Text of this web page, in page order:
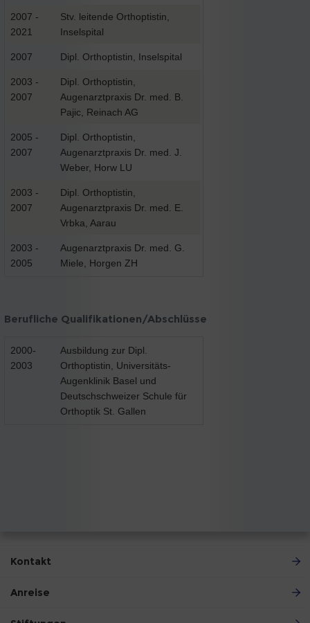
2007 -
2021
Stv. leitende Orthoptistin,
Inselspital
2007 Dipl. Orthoptistin, Inselspital
2003 -
2007
Dipl. Orthoptistin,
Augenarztpraxis Dr. med. B.
Pajic, Reinach AG
2005 -
2007
Dipl. Orthoptistin,
Augenarztpraxis Dr. med. J.
Weber, Horw LU
2003 -
2007
Dipl. Orthoptistin,
Augenarztpraxis Dr. med. E.
Vrbka, Aarau
2003 -
2005
Augenarztpraxis Dr. med. G.
Miele, Horgen ZH
Berufliche Qualifikationen/Abschlüsse
2000-
2003
Ausbildung zur Dipl.
Orthoptistin, Universitäts-
Augenklinik Basel und
Deutschschweizer Schule für
Orthoptik St. Gallen
Kontakt
Anreise